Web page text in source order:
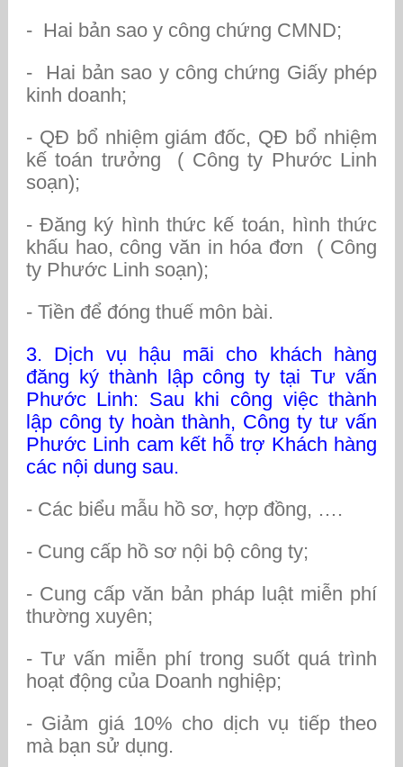
- Hai bản sao y công chứng CMND;
- Hai bản sao y công chứng Giấy phép
kinh doanh;
- QĐ bổ nhiệm giám đốc, QĐ bổ nhiệm
kế toán trưởng ( Công ty Phước Linh
soạn);
- Đăng ký hình thức kế toán, hình thức
khấu hao, công văn in hóa đơn ( Công
ty Phước Linh soạn);
- Tiền để đóng thuế môn bài.
3. Dịch vụ hậu mãi cho khách hàng
đăng ký thành lập công ty tại Tư vấn
Phước Linh: Sau khi công việc thành
lập công ty hoàn thành, Công ty tư vấn
Phước Linh cam kết hỗ trợ Khách hàng
các nội dung sau.
- Các biểu mẫu hồ sơ, hợp đồng, ….
- Cung cấp hồ sơ nội bộ công ty;
- Cung cấp văn bản pháp luật miễn phí
thường xuyên;
- Tư vấn miễn phí trong suốt quá trình
hoạt động của Doanh nghiệp;
- Giảm giá 10% cho dịch vụ tiếp theo
mà bạn sử dụng.